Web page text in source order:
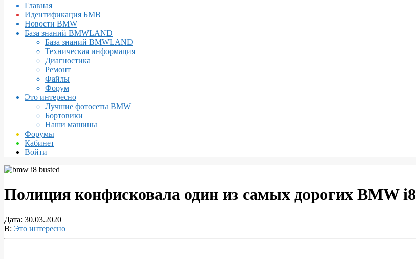
навигации
Главная
Идентификация БМВ
Новости BMW
База знаний BMWLAND
База знаний BMWLAND
Техническая информация
Диагностика
Ремонт
Файлы
Форум
Это интересно
Лучшие фотосеты BMW
Бортовики
Наши машины
Форумы
Кабинет
Войти
Полиция конфисковала один из самых дорогих BMW i8
Дата: 30.03.2020
В: Это интересно